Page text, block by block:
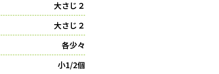
大さじ２
大さじ２
各少々
小1/2個